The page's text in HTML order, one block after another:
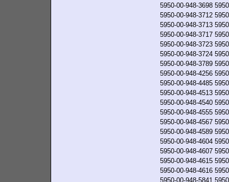
5950-00-948-3698
5950-00-948-3712
5950-00-948-3713
5950-00-948-3717
5950-00-948-3723
5950-00-948-3724
5950-00-948-3789
5950-00-948-4256
5950-00-948-4485
5950-00-948-4513
5950-00-948-4540
5950-00-948-4555
5950-00-948-4567
5950-00-948-4589
5950-00-948-4604
5950-00-948-4607
5950-00-948-4615
5950-00-948-4616
5950-00-948-5841